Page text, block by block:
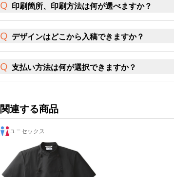
印刷箇所、印刷方法は何が選べますか？
デザインはどこから入稿できますか？
支払い方法は何が選択できますか？
関連する商品
ユニセックス